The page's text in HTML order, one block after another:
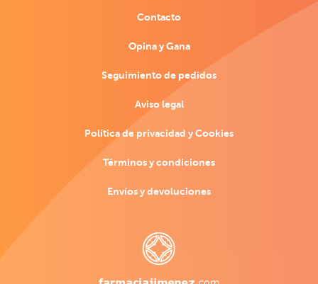
Contacto
Opina y Gana
Seguimiento de pedidos
Aviso legal
Política de privacidad y Cookies
Términos y condiciones
Envíos y devoluciones